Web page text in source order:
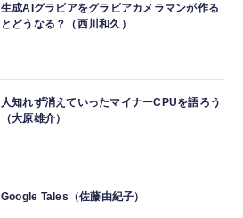
生成AIグラビアをグラビアカメラマンが作る
とどうなる？（西川和久）
人知れず消えていったマイナーCPUを語ろう
（大原雄介）
Google Tales（佐藤由紀子）